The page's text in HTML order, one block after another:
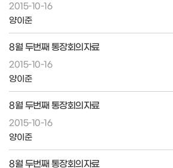
2015-10-16
양이준
8월 두번째 통장회의자료
2015-10-16
양이준
8월 두번째 통장회의자료
2015-10-16
양이준
8월 두번째 통장회의자료